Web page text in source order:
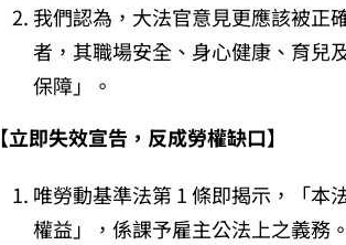
我們認為，大法官意見更應該被正
者，其職場安全、身心健康、育兒
保障」。
【立即失效宣告，反成勞權缺口】
唯勞動基準法第 1 條即揭示，「本
權益」，係課予雇主公法上之義務